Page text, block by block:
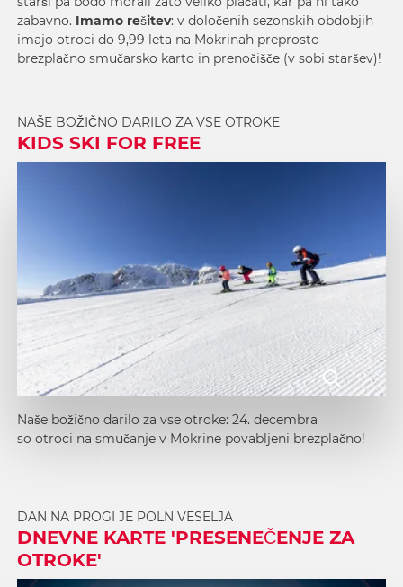
zabavno. Imamo rešitev: v določenih sezonskih obdobjih
imajo otroci do 9,99 leta na Mokrinah preprosto
brezplačno smučarsko karto in prenočišče (v sobi staršev)!
NAŠE BOŽIČNO DARILO ZA VSE OTROKE
KIDS SKI FOR FREE
Naše božično darilo za vse otroke: 24. decembra
so otroci na smučanje v Mokrine povabljeni brezplačno!
DAN NA PROGI JE POLN VESELJA
DNEVNE KARTE 'PRESENEČENJE ZA
OTROKE'